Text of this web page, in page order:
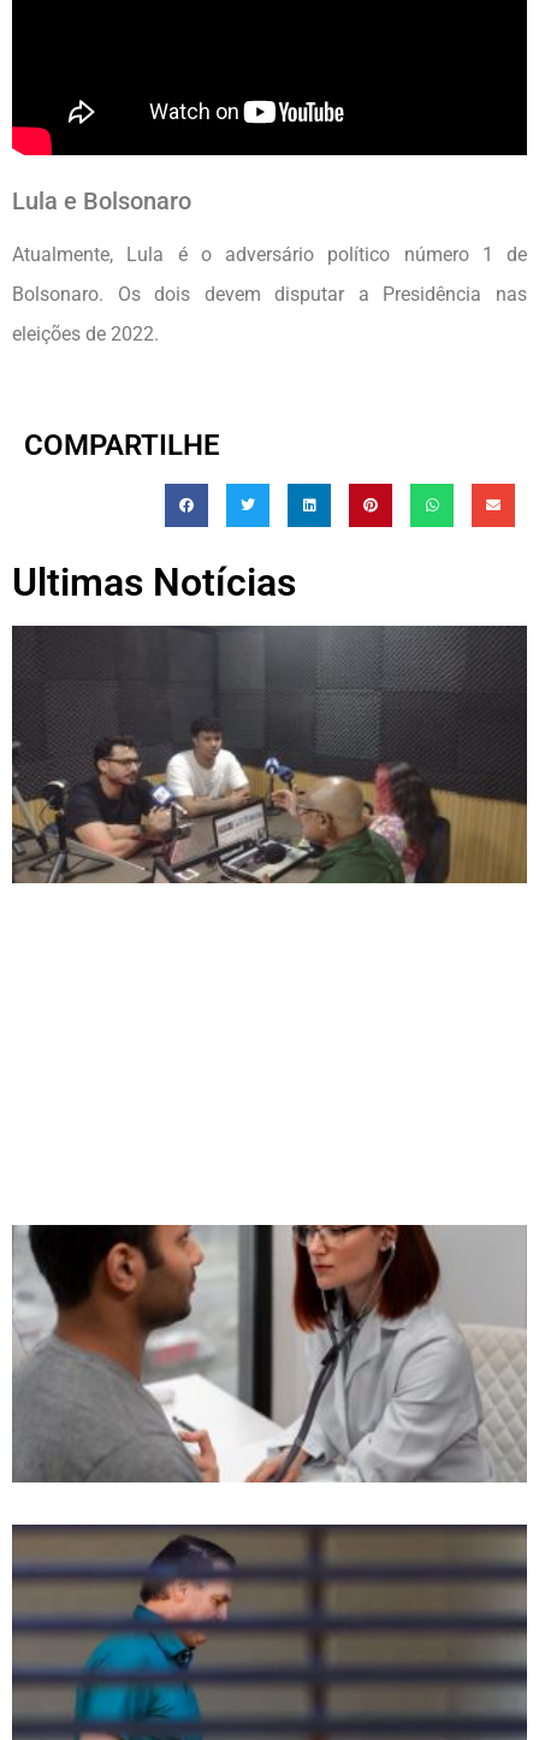
Lula e Bolsonaro
Atualmente, Lula é o adversário político número 1 de
Bolsonaro. Os dois devem disputar a Presidência nas
eleições de 2022.
COMPARTILHE
Ultimas Notícias